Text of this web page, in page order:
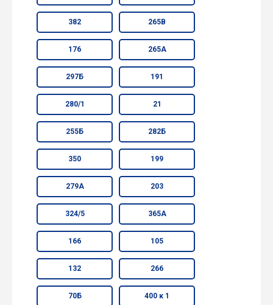
382 265В
176 265А
297Б 191
280/1 21
255Б 282Б
350 199
279А 203
324/5 365А
166 105
132 266
70Б 400 к 1